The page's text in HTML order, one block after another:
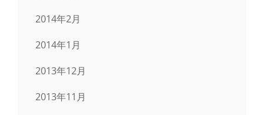
2014年2月
2014年1月
2013年12月
2013年11月